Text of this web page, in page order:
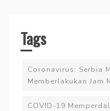
Tags
Coronavirus: Serbia
Memberlakukan Jam
COVID-19